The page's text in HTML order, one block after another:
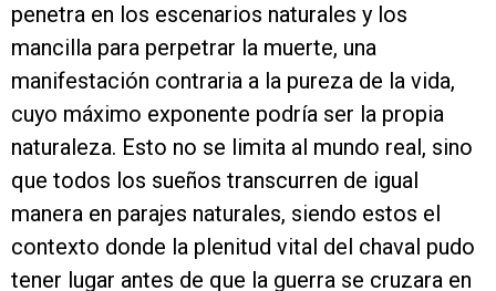
penetra en los escenarios naturales y los
mancilla para perpetrar la muerte, una
manifestación contraria a la pureza de la vida,
cuyo máximo exponente podría ser la propia
naturaleza. Esto no se limita al mundo real, sino
que todos los sueños transcurren de igual
manera en parajes naturales, siendo estos el
contexto donde la plenitud vital del chaval pudo
tener lugar antes de que la guerra se cruzara en